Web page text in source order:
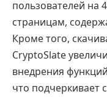
пользователей на
страницам,
Кроме того,
CryptoSlate
внедрения
что подчеркивает